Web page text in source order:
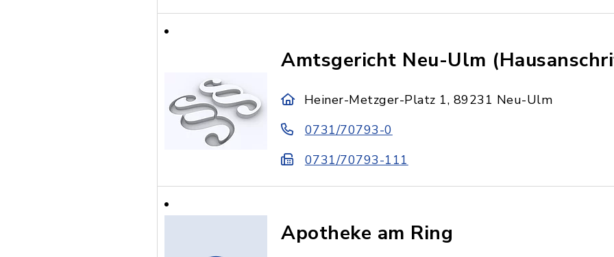
Amtsgericht Neu-Ulm
Heiner-Metzger-Platz 1, 89231 Neu-Ulm
0731/70793-0
0731/70793-111
Apotheke am Ring